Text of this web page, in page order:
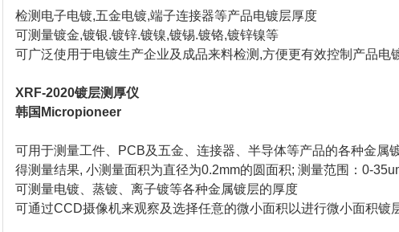
检测电子电镀,五金电镀,端子连接器等产品电镀层厚度
可测量镀金,镀银.镀锌.镀镍,镀锡.镀铬,镀锌镍等
可广泛使用于电镀生产企业及成品来料检测,方便更有效控制产品电
XRF-2020镀层测厚仪
韩国Micropioneer
可用于测量工件、PCB及五金、连接器、半导体等产品的各种金属
得测量结果, 小测量面积为直径为0.2mm的圆面积; 测量范围：0-
可测量电镀、蒸镀、离子镀等各种金属镀层的厚度
可通过CCD摄像机来观察及选择任意的微小面积以进行微小面积镀